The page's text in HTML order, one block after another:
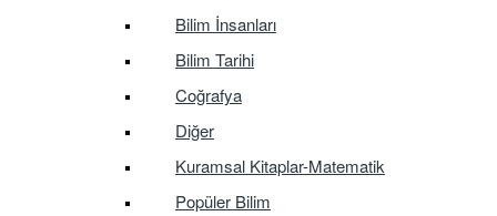
Bilim İnsanları
Bilim Tarihi
Coğrafya
Diğer
Kuramsal Kitaplar-Matematik
Popüler Bilim